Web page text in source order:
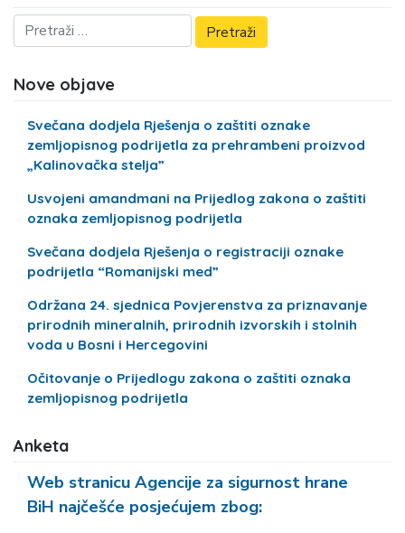
Nove objave
Svečana dodjela Rješenja o zaštiti oznake
zemljopisnog podrijetla za prehrambeni proizvod
„Kalinovačka stelja”
Usvojeni amandmani na Prijedlog zakona o zaštiti
oznaka zemljopisnog podrijetla
Svečana dodjela Rješenja o registraciji oznake
podrijetla “Romanijski med”
Održana 24. sjednica Povjerenstva za priznavanje
prirodnih mineralnih, prirodnih izvorskih i stolnih
voda u Bosni i Hercegovini
Očitovanje o Prijedlogu zakona o zaštiti oznaka
zemljopisnog podrijetla
Anketa
Web stranicu Agencije za sigurnost hrane
BiH najčešće posjećujem zbog: